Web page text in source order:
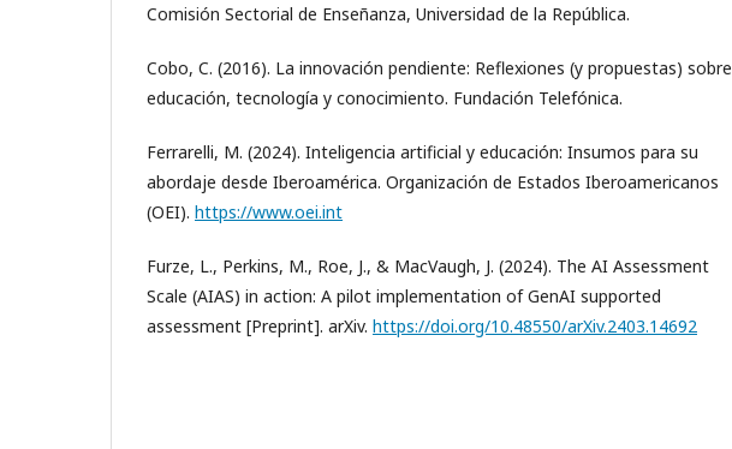
Comisión Sectorial de Enseñanza, Universidad de la República.
Cobo, C. (2016). La innovación pendiente: Reflexiones (y propuestas) sobre
educación, tecnología y conocimiento. Fundación Telefónica.
Ferrarelli, M. (2024). Inteligencia artificial y educación: Insumos para su
abordaje desde Iberoamérica. Organización de Estados Iberoamericanos
(OEI). https://www.oei.int
Furze, L., Perkins, M., Roe, J., & MacVaugh, J. (2024). The AI Assessment
Scale (AIAS) in action: A pilot implementation of GenAI supported
assessment [Preprint]. arXiv. https://doi.org/10.48550/arXiv.2403.14692